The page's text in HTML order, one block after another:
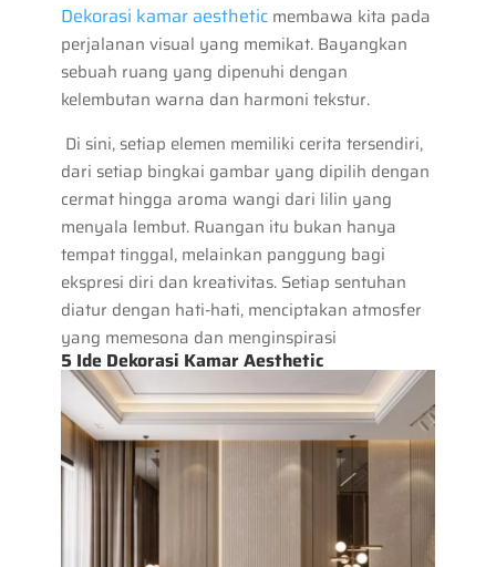
Dekorasi kamar aestheticmembawa kita pada
perjalanan visual yang memikat. Bayangkan
sebuah ruang yang dipenuhi dengan
kelembutan warna dan harmoni tekstur.
Di sini, setiap elemen memiliki cerita tersendiri,
dari setiap bingkai gambar yang dipilih dengan
cermat hingga aroma wangi dari lilin yang
menyala lembut. Ruangan itu bukan hanya
tempat tinggal, melainkan panggung bagi
ekspresi diri dan kreativitas. Setiap sentuhan
diatur dengan hati-hati, menciptakan atmosfer
yang memesona dan menginspirasi
5 Ide Dekorasi Kamar Aesthetic